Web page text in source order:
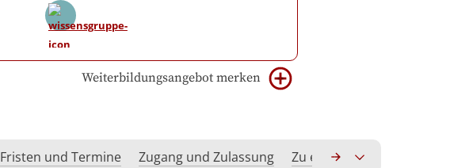
Weiterbildungsangebot merken
Fristen und Termine Zugang und Zulassung Zu erwerbende